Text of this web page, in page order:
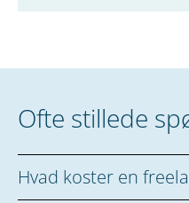
Ofte stillede
Hvad koster en